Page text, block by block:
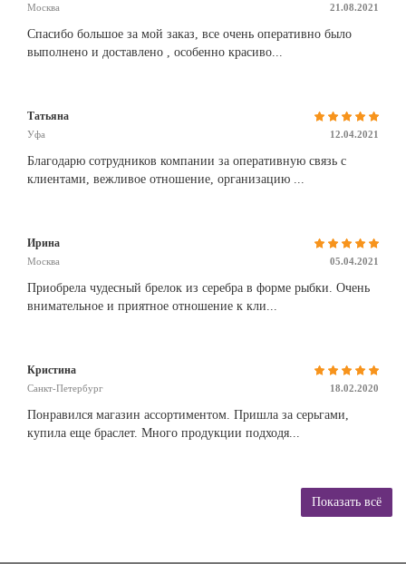
Москва 21.08.2021
Спасибо большое за мой заказ, все очень оперативно было
выполнено и доставлено , особенно красиво...
Татьяна
Уфа 12.04.2021
Благодарю сотрудников компании за оперативную связь с
клиентами, вежливое отношение, организацию ...
Ирина
Москва 05.04.2021
Приобрела чудесный брелок из серебра в форме рыбки. Очень
внимательное и приятное отношение к кли...
Кристина
Санкт-Петербург 18.02.2020
Понравился магазин ассортиментом. Пришла за серьгами,
купила еще браслет. Много продукции подходя...
Показать всё